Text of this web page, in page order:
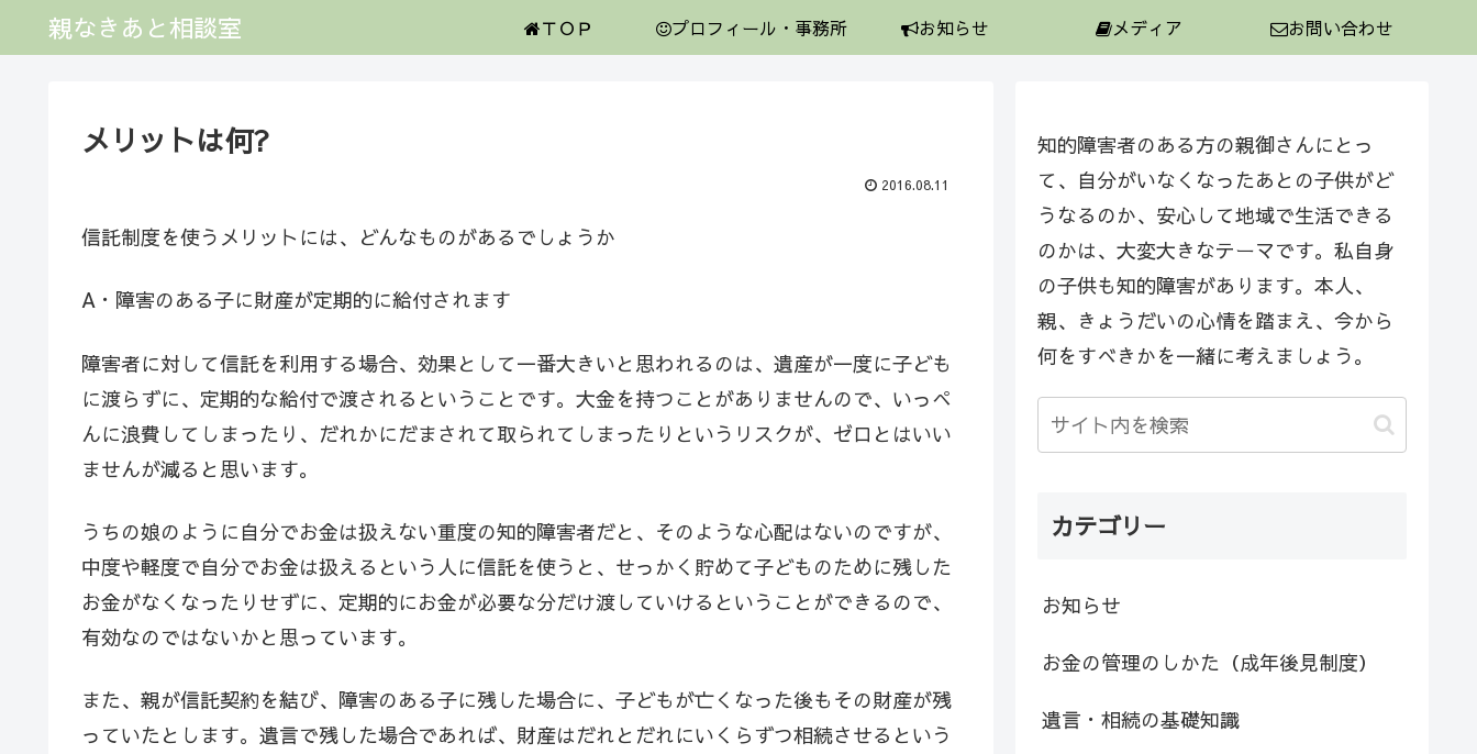
親なきあと相談室 ＴＯＰ プロフィール・事務所 お知らせ メディア お問い合わせ
メリットは何?
2016.08.11
信託制度を使うメリットには、どんなものがあるでしょうか
A・障害のある子に財産が定期的に給付されます
障害者に対して信託を利用する場合、効果として一番大きいと思われるのは、遺産が一度に子ども
に渡らずに、定期的な給付で渡されるということです。大金を持つことがありませんので、いっぺ
んに浪費してしまったり、だれかにだまされて取られてしまったりというリスクが、ゼロとはいい
ませんが減ると思います。
うちの娘のように自分でお金は扱えない重度の知的障害者だと、そのような心配はないのですが、
中度や軽度で自分でお金は扱えるという人に信託を使うと、せっかく貯めて子どものために残した
お金がなくなったりせずに、定期的にお金が必要な分だけ渡していけるということができるので、
有効なのではないかと思っています。
また、親が信託契約を結び、障害のある子に残した場合に、子どもが亡くなった後もその財産が残
っていたとします。遺言で残した場合であれば、財産はだれとだれにいくらずつ相続させるという
知的障害者のある方の親御さんにとっ
て、自分がいなくなったあとの子供がど
うなるのか、安心して地域で生活できる
のかは、大変大きなテーマです。私自身
の子供も知的障害があります。本人、
親、きょうだいの心情を踏まえ、今から
何をすべきかを一緒に考えましょう。
カテゴリー
お知らせ
お金の管理のしかた（成年後見制度）
遺言・相続の基礎知識